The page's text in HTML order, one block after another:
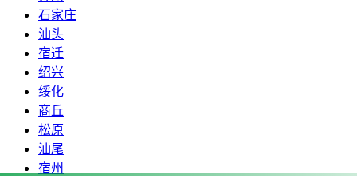
石家庄
汕头
宿迁
绍兴
绥化
商丘
松原
汕尾
宿州